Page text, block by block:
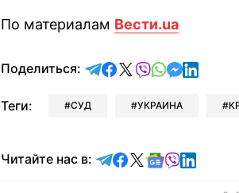
По материалам Вести.ua
Поделиться: отправить в Telegram
поделиться в
поделиться в X
отправить в
отправить
Теги: СУД УКРАИНА
Читайте нас в: Читайте в Telegram
Читайте в
Читайте в X
Читайте в
Читайте